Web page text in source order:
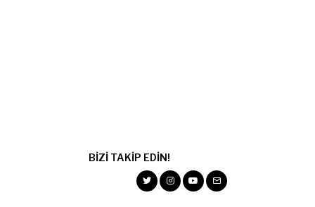
BIZI TAKIP EDIN!